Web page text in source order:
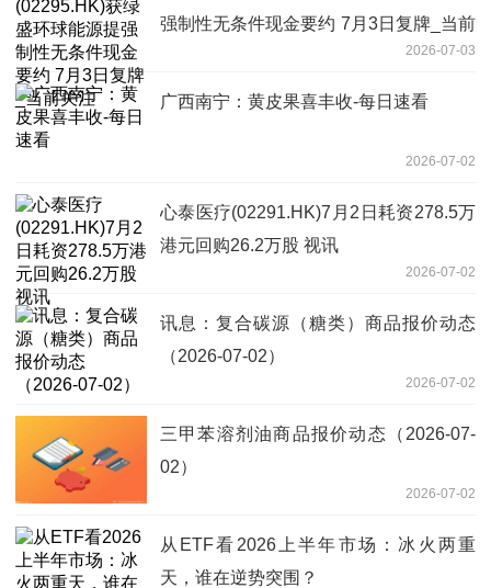
强制性无条件现金要约 7月3日复牌_当前
2026-07-03
广西南宁：黄皮果喜丰收-每日速看
2026-07-02
心泰医疗(02291.HK)7月2日耗资278.5万
港元回购26.2万股 视讯
2026-07-02
讯息：复合碳源（糖类）商品报价动态
（2026-07-02）
2026-07-02
三甲苯溶剂油商品报价动态（2026-07-
02）
2026-07-02
从ETF看2026上半年市场：冰火两重
天，谁在逆势突围？